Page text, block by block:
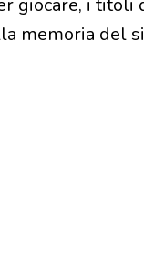
giocare, i titoli
memoria del